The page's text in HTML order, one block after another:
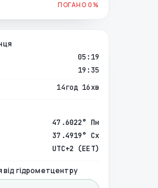
ПОГАНО 0%
05:19
19:35
14год 16хв
47.6022° Пн
37.4919° Сх
UTC+2 (EET)
гідрометцентру